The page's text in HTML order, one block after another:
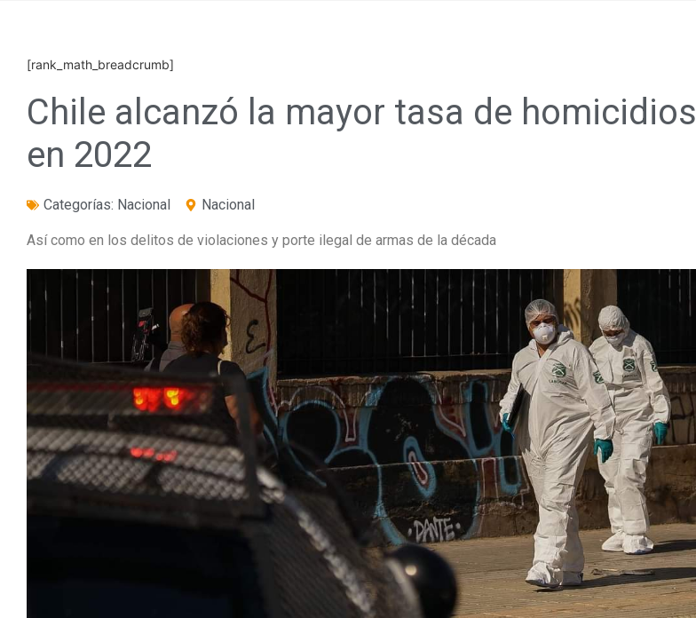
[rank_math_breadcrumb]
Chile alcanzó la mayor tasa de homicidios
en 2022
Categorías: Nacional Nacional
Así como en los delitos de violaciones y porte ilegal de armas de la década